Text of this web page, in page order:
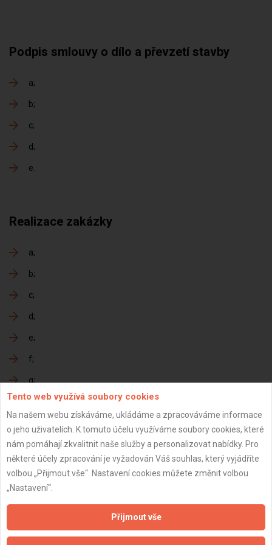
Podpis smlouvy o dílo a převzetí stavby
a
b
c
d
e
Realizace zakázky
a
b
c
d
e
f
g
h
Předání dokončené zakázky
a
b
c
Tento web využívá soubory cookies
Na našem webu získáváme, ukládáme a zpracováváme informace
o jeho uživatelích. K tomuto účelu využíváme soubory cookies, které
nám pomáhají zkvalitnit naše služby a personalizovat nabídky. Pro
některé účely zpracování je vyžadován Váš souhlas, který vyjádříte
volbou „Přijmout vše“. Nastavení cookies můžete změnit volbou
„Nastavení“.
Přijmout vše